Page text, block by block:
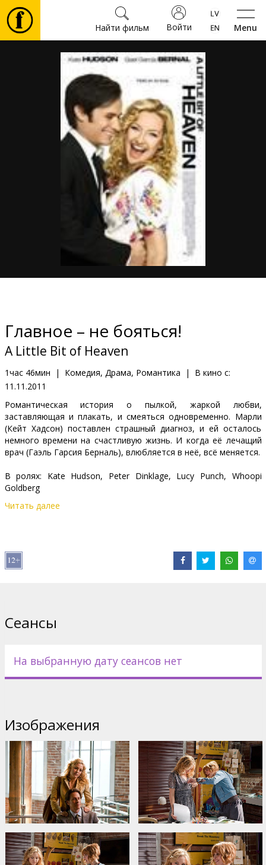
Menu
Войти
Найти фильм
Фильмы
Билеты
Культура
Мероприятия
Клуб
Главное – не бояться!
A Little Bit of Heaven
1час 46мин | Комедия, Драма, Романтика |
В кино с:
11.11.2011
Романтическая история о пылкой, жаркой любви,
заставляющая и плакать, и смеяться одновременно. Марли
(Кейт Хадсон) поставлен страшный диагноз, и ей осталось
немного времени на счастливую жизнь. И когда её лечащий
врач (Гаэль Гарсия Берналь), влюбляется в неё, всё меняется.
В ролях: Kate Hudson, Peter Dinklage, Lucy Punch, Whoopi
Goldberg
Режиссер: Nicole Kassell
Читать далее
Сеансы
На выбранную дату сеансов нет
Изображения